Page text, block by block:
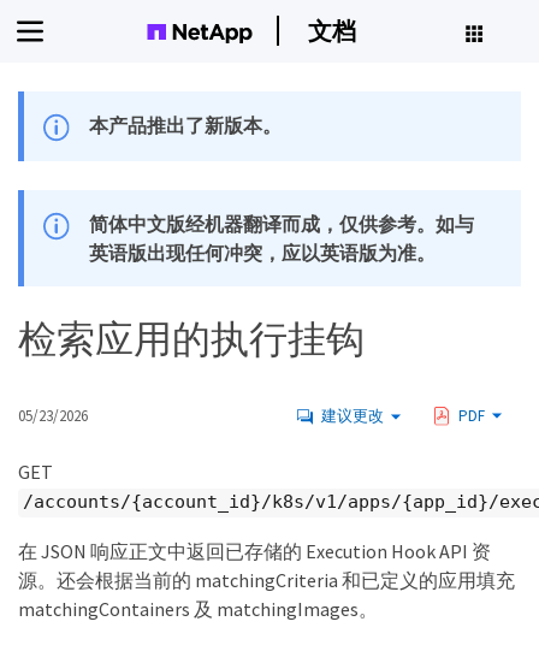
文档
本产品推出了新版本。
简体中文版经机器翻译而成，仅供参考。如与
英语版出现任何冲突，应以英语版为准。
检索应用的执行挂钩
05/23/2026 建议更改 PDF
GET
/accounts/{account_id}/k8s/v1/apps/{app_id}/
在 JSON 响应正文中返回已存储的 Execution Hook API 资
源。还会根据当前的 matchingCriteria 和已定义的应用填充
matchingContainers 及 matchingImages。